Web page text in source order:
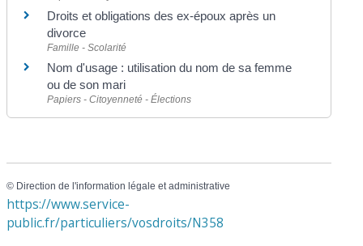
Droits et obligations des ex-époux après un
divorce
Famille - Scolarité
Nom d'usage : utilisation du nom de sa femme
ou de son mari
Papiers - Citoyenneté - Élections
© Direction de l'information légale et administrative
https://www.service-
public.fr/particuliers/vosdroits/N358